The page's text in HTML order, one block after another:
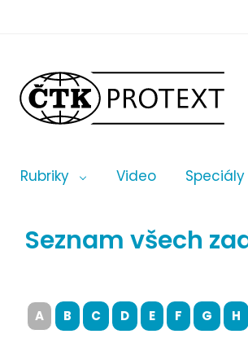
Rubriky Video Speciály
Seznam všech
A B C D E F G H